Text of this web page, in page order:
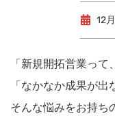
12
「新規開拓営業って
「なかなか成果が出
そんな悩みをお持ち